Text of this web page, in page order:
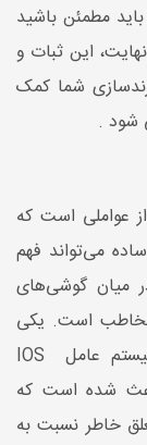
مطمئن باشید
این ثبات و
شما کمک
شود .
عواملی است که
می‌تواند فهم
میان گوشی‌های
است. یکی
اندروید و دیگری IOS، تنها برندی که از سیستم عامل IOS
شده است که
خاطر نسبت به